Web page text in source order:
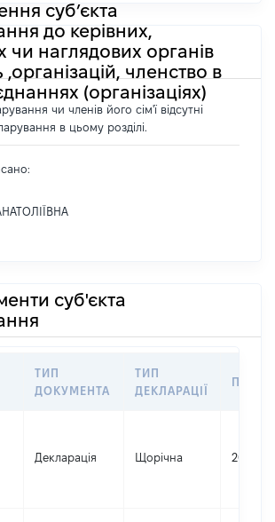
суб’єкта
до керівних,
чи наглядових органів
,організацій, членство в
(організаціях)
чи членів його сім'ї відсутні
в цьому розділі.
суб'єкта
ТИП
ДОКУМЕНТА
ТИП
ДЕКЛАРАЦІЇ
Декларація Щорічна 2025